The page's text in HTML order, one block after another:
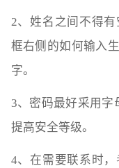
2、姓名之间不得
框右侧的如何输入
字。
3、密码最好采用字
提高安全等级。
4、在需要联系时